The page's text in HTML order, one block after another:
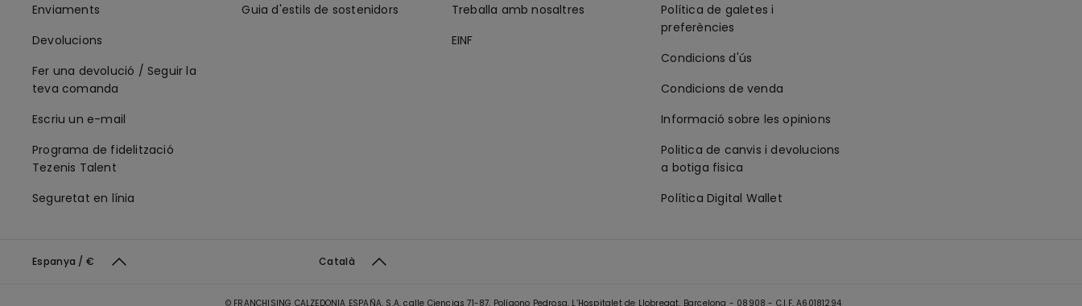
Enviaments
Devolucions
Fer una devolució / Seguir la
teva comanda
Escriu un e-mail
Programa de fidelització
Tezenis Talent
Seguretat en línia
Guia d'estils de sostenidors
Treballa amb nosaltres
EINF
Política de galetes i
preferències
Condicions d'ús
Condicions de venda
Informació sobre les opinions
Politica de canvis i devolucions
a botiga fisica
Política Digital Wallet
Espanya / € Català
© FRANCHISING CALZEDONIA ESPAÑA, S.A. calle Ciencias 71-87, Polígono Pedrosa, L’Hospitalet de Llobregat, Barcelona - 08908 - C.I.F. A60181294